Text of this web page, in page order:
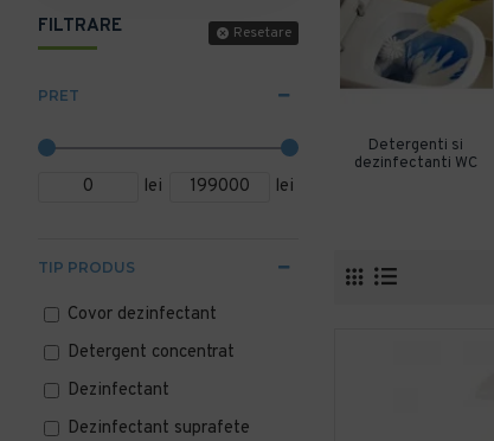
FILTRARE Resetare
PRET
lei lei
TIP PRODUS
Covor dezinfectant
Detergent concentrat
Dezinfectant
Dezinfectant suprafete
Detergenti si
dezinfectanti WC